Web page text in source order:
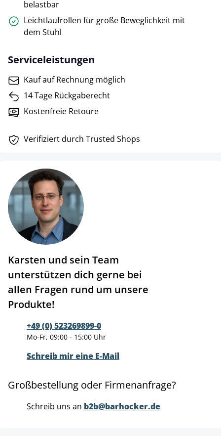
belastbar
Leichtlaufrollen für große Beweglichkeit mit
dem Stuhl
Serviceleistungen
Kauf auf Rechnung möglich
14 Tage Rückgaberecht
Kostenfreie Retoure
Verifiziert durch Trusted Shops
Karsten und sein Team
unterstützen dich gerne bei
allen Fragen rund um unsere
Produkte!
+49 (0) 523269899-0
Mo-Fr, 09:00 - 15:00 Uhr
Schreib mir eine E-Mail
Großbestellung oder Firmenanfrage?
Schreib uns an b2b@barhocker.de